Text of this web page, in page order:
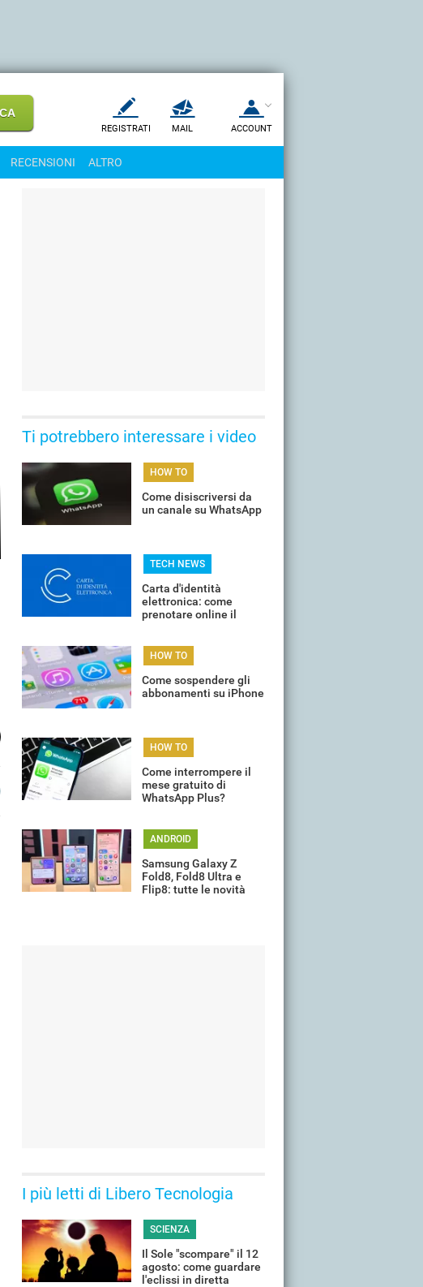
REGISTRATI MAIL ACCOUNT
RECENSIONI ALTRO
Ti potrebbero interessare i video
HOW TO
Come disiscriversi da
un canale su WhatsApp
TECH NEWS
Carta d'identità
elettronica: come
prenotare online il
HOW TO
Come sospendere gli
abbonamenti su iPhone
HOW TO
Come interrompere il
mese gratuito di
WhatsApp Plus?
ANDROID
Samsung Galaxy Z
Fold8, Fold8 Ultra e
Flip8: tutte le novità
I più letti di Libero Tecnologia
SCIENZA
Il Sole "scompare" il 12
agosto: come guardare
l'eclissi in diretta